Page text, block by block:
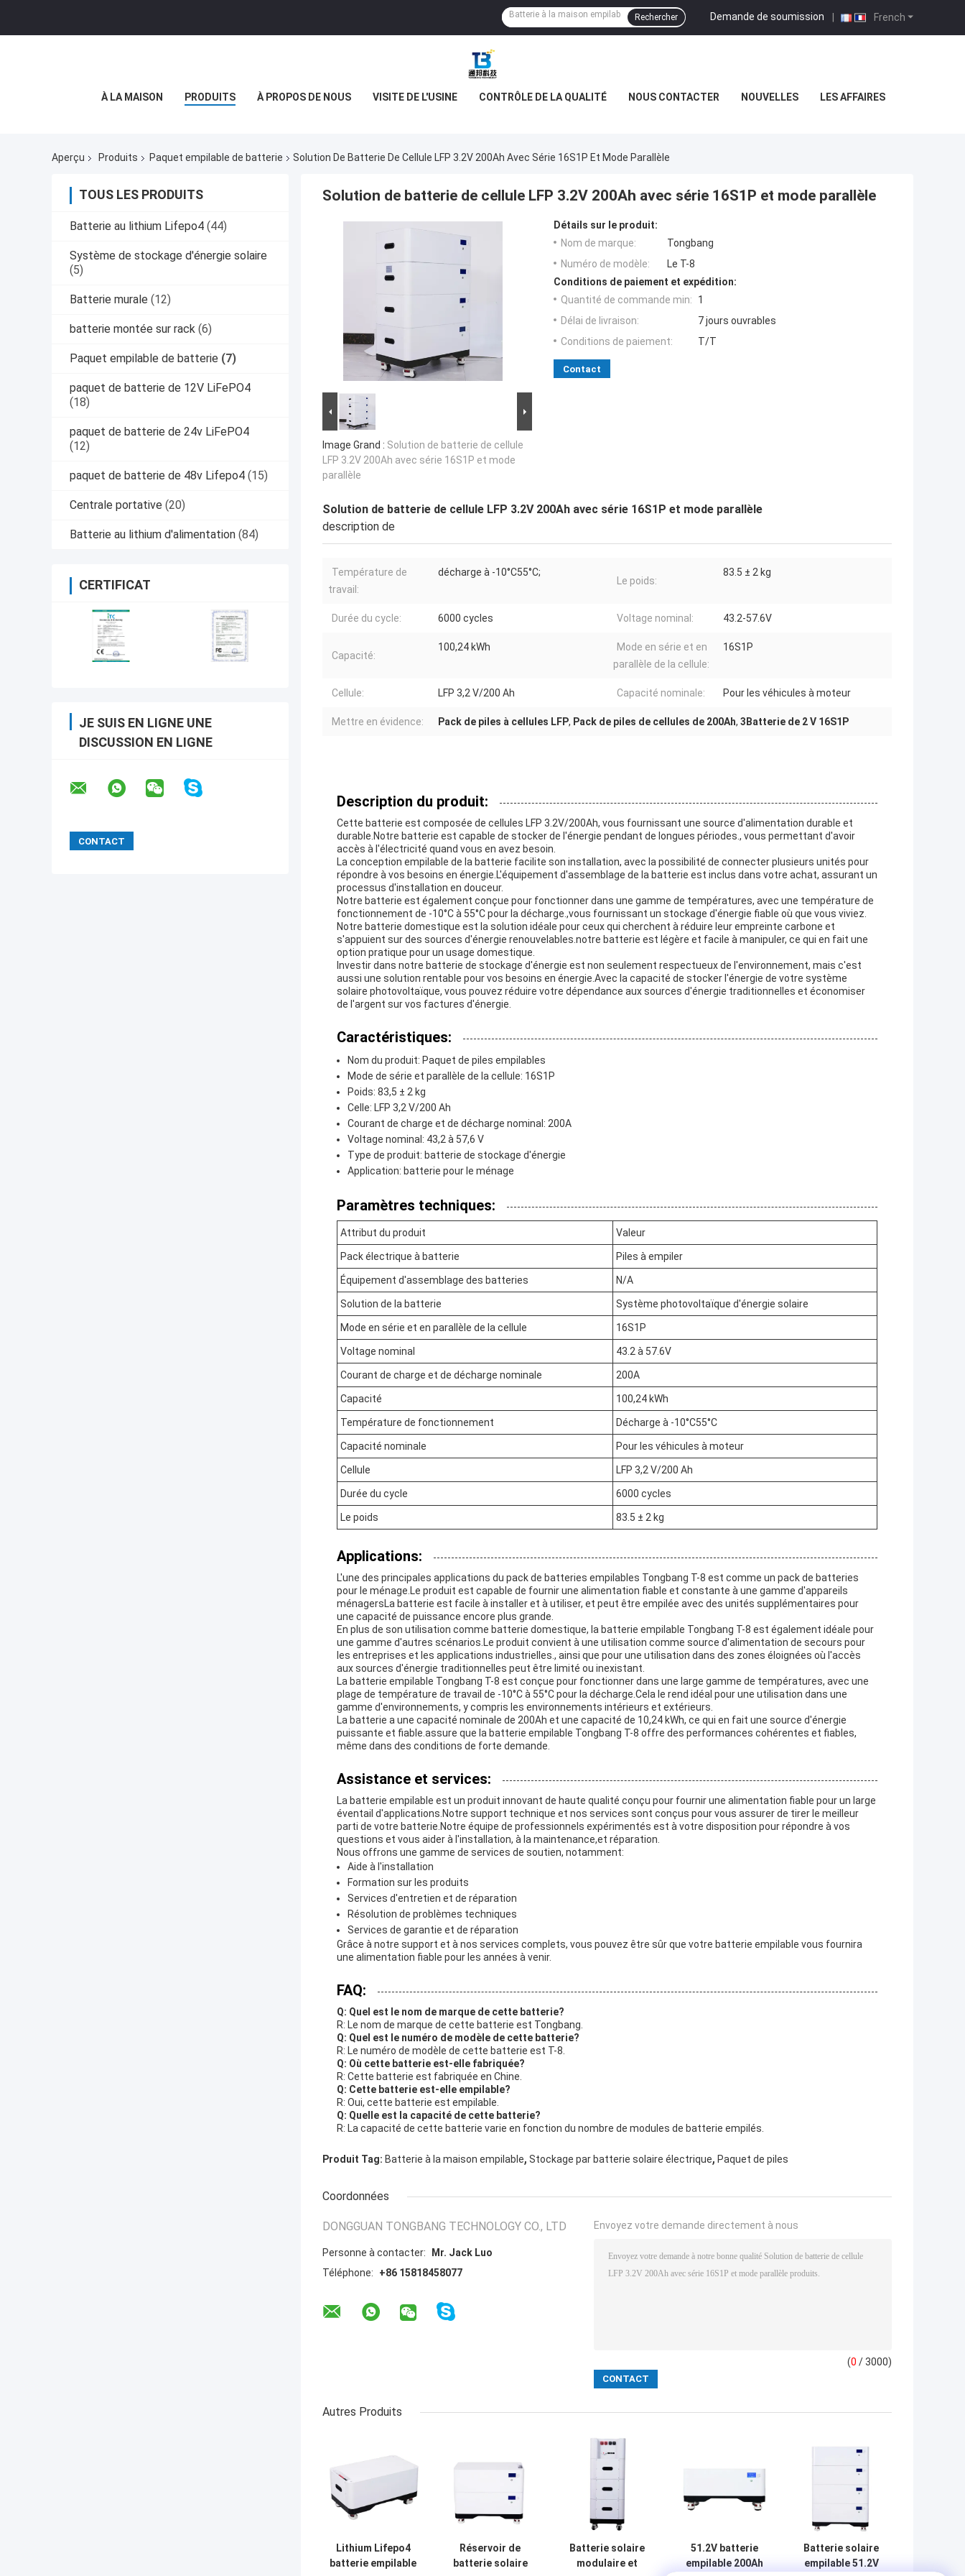
French
Demande de soumission |
Rechercher
À LA MAISON PRODUITS À PROPOS DE NOUS VISITE DE L'USINE CONTRÔLE DE LA QUALITÉ NOUS CONTACTER NOUVELLES LES AFFAIRES
Aperçu Produits Paquet empilable de batterie Solution De Batterie De Cellule LFP 3.2V 200Ah Avec Série 16S1P Et Mode Parallèle
TOUS LES PRODUITS
Batterie au lithium Lifepo4 (44)
Système de stockage d'énergie solaire
(5)
Batterie murale (12)
batterie montée sur rack (6)
Paquet empilable de batterie (7)
paquet de batterie de 12V LiFePO4
(18)
paquet de batterie de 24v LiFePO4
(12)
paquet de batterie de 48v Lifepo4 (15)
Centrale portative (20)
Batterie au lithium d'alimentation (84)
CERTIFICAT
JE SUIS EN LIGNE UNE
DISCUSSION EN LIGNE
Solution de batterie de cellule LFP 3.2V 200Ah avec série 16S1P et mode parallèle
Image Grand : Solution de batterie de cellule
LFP 3.2V 200Ah avec série 16S1P et mode
parallèle
Détails sur le produit:
Nom de marque:
Tongbang
Numéro de modèle:
Le T-8
Conditions de paiement et expédition:
Quantité de commande min:
1
Délai de livraison:
7 jours ouvrables
Conditions de paiement:
T/T
Contact
Solution de batterie de cellule LFP 3.2V 200Ah avec série 16S1P et mode parallèle
description de
Température de
travail:
décharge à -10°C55°C;
Le poids:
83.5 ± 2 kg
Durée du cycle: 6000 cycles Voltage nominal: 43.2-57.6V
Capacité:
100,24 kWh
Mode en série et en
parallèle de la cellule:
16S1P
Cellule: LFP 3,2 V/200 Ah Capacité nominale: Pour les véhicules à moteur
Mettre en évidence: Pack de piles à cellules LFP, Pack de piles de cellules de 200Ah, 3Batterie de 2 V 16S1P
Description du produit:
Cette batterie est composée de cellules LFP 3.2V/200Ah, vous fournissant une source d'alimentation durable et
durable.Notre batterie est capable de stocker de l'énergie pendant de longues périodes., vous permettant d'avoir
accès à l'électricité quand vous en avez besoin.
La conception empilable de la batterie facilite son installation, avec la possibilité de connecter plusieurs unités pour
répondre à vos besoins en énergie.L'équipement d'assemblage de la batterie est inclus dans votre achat, assurant un
processus d'installation en douceur.
Notre batterie est également conçue pour fonctionner dans une gamme de températures, avec une température de
fonctionnement de -10°C à 55°C pour la décharge.,vous fournissant un stockage d'énergie fiable où que vous viviez.
Notre batterie domestique est la solution idéale pour ceux qui cherchent à réduire leur empreinte carbone et
s'appuient sur des sources d'énergie renouvelables.notre batterie est légère et facile à manipuler, ce qui en fait une
option pratique pour un usage domestique.
Investir dans notre batterie de stockage d'énergie est non seulement respectueux de l'environnement, mais c'est
aussi une solution rentable pour vos besoins en énergie.Avec la capacité de stocker l'énergie de votre système
solaire photovoltaïque, vous pouvez réduire votre dépendance aux sources d'énergie traditionnelles et économiser
de l'argent sur vos factures d'énergie.
Caractéristiques:
Nom du produit: Paquet de piles empilables
Mode de série et parallèle de la cellule: 16S1P
Poids: 83,5 ± 2 kg
Celle: LFP 3,2 V/200 Ah
Courant de charge et de décharge nominal: 200A
Voltage nominal: 43,2 à 57,6 V
Type de produit: batterie de stockage d'énergie
Application: batterie pour le ménage
Paramètres techniques:
Attribut du produit Valeur
Pack électrique à batterie Piles à empiler
Équipement d'assemblage des batteries N/A
Solution de la batterie Système photovoltaïque d'énergie solaire
Mode en série et en parallèle de la cellule 16S1P
Voltage nominal 43.2 à 57.6V
Courant de charge et de décharge nominale 200A
Capacité 100,24 kWh
Température de fonctionnement Décharge à -10°C55°C
Capacité nominale Pour les véhicules à moteur
Cellule LFP 3,2 V/200 Ah
Durée du cycle 6000 cycles
Le poids 83.5 ± 2 kg
Applications:
L'une des principales applications du pack de batteries empilables Tongbang T-8 est comme un pack de batteries
pour le ménage.Le produit est capable de fournir une alimentation fiable et constante à une gamme d'appareils
ménagersLa batterie est facile à installer et à utiliser, et peut être empilée avec des unités supplémentaires pour
une capacité de puissance encore plus grande.
En plus de son utilisation comme batterie domestique, la batterie empilable Tongbang T-8 est également idéale pour
une gamme d'autres scénarios.Le produit convient à une utilisation comme source d'alimentation de secours pour
les entreprises et les applications industrielles., ainsi que pour une utilisation dans des zones éloignées où l'accès
aux sources d'énergie traditionnelles peut être limité ou inexistant.
La batterie empilable Tongbang T-8 est conçue pour fonctionner dans une large gamme de températures, avec une
plage de température de travail de -10°C à 55°C pour la décharge.Cela le rend idéal pour une utilisation dans une
gamme d'environnements, y compris les environnements intérieurs et extérieurs.
La batterie a une capacité nominale de 200Ah et une capacité de 10,24 kWh, ce qui en fait une source d'énergie
puissante et fiable.assure que la batterie empilable Tongbang T-8 offre des performances cohérentes et fiables,
même dans des conditions de forte demande.
Assistance et services:
La batterie empilable est un produit innovant de haute qualité conçu pour fournir une alimentation fiable pour un large
éventail d'applications.Notre support technique et nos services sont conçus pour vous assurer de tirer le meilleur
parti de votre batterie.Notre équipe de professionnels expérimentés est à votre disposition pour répondre à vos
questions et vous aider à l'installation, à la maintenance,et réparation.
Nous offrons une gamme de services de soutien, notamment:
Aide à l'installation
Formation sur les produits
Services d'entretien et de réparation
Résolution de problèmes techniques
Services de garantie et de réparation
Grâce à notre support et à nos services complets, vous pouvez être sûr que votre batterie empilable vous fournira
une alimentation fiable pour les années à venir.
FAQ:
Q: Quel est le nom de marque de cette batterie?
R: Le nom de marque de cette batterie est Tongbang.
Q: Quel est le numéro de modèle de cette batterie?
R: Le numéro de modèle de cette batterie est T-8.
Q: Où cette batterie est-elle fabriquée?
R: Cette batterie est fabriquée en Chine.
Q: Cette batterie est-elle empilable?
R: Oui, cette batterie est empilable.
Q: Quelle est la capacité de cette batterie?
R: La capacité de cette batterie varie en fonction du nombre de modules de batterie empilés.
Produit Tag: Batterie à la maison empilable, Stockage par batterie solaire électrique, Paquet de piles
Coordonnées
DONGGUAN TONGBANG TECHNOLOGY CO., LTD
Personne à contacter:
Mr. Jack Luo
Téléphone:
+86 15818458077
Envoyez votre demande directement à nous
(0 / 3000)
Autres Produits
Lithium Lifepo4
batterie empilable
Réservoir de
batterie solaire
Batterie solaire
modulaire et
51.2V batterie
empilable 200Ah
Batterie solaire
empilable 51.2V